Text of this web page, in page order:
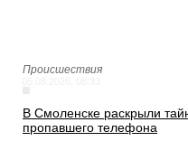
Происшествия
В Смоленске раскрыли
пропавшего телефона